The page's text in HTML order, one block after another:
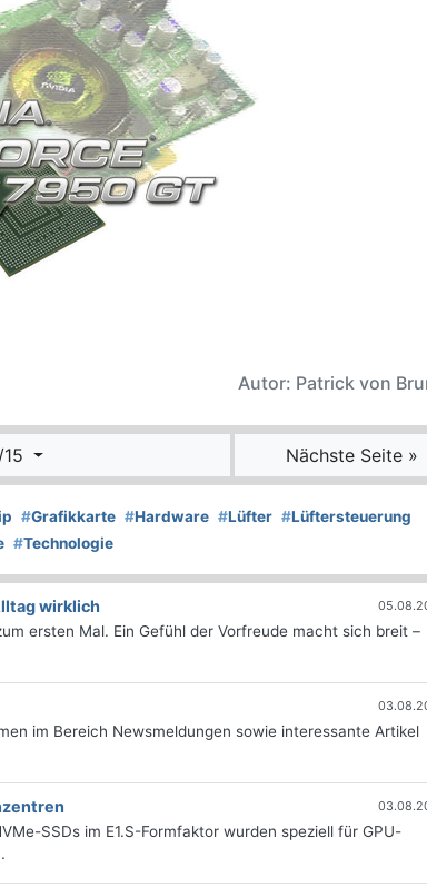
Autor: Patrick von
Nächste Seite »
#Grafikkarte #Hardware #Lüfter #Lüftersteuerung
#Technologie
wirklich
ersten Mal. Ein Gefühl der Vorfreude macht sich breit –
im Bereich Newsmeldungen sowie interessante Artikel
SSDs im E1.S-Formfaktor wurden speziell für GPU-